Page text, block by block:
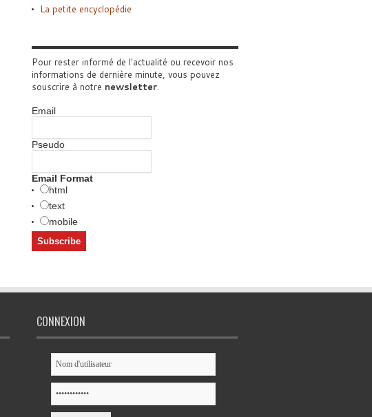
La petite encyclopédie
Pour rester informé de l'actualité ou recevoir nos
informations de dernière minute, vous pouvez
souscrire à notre newsletter.
Email
Pseudo
Email Format
html
text
mobile
CONNEXION